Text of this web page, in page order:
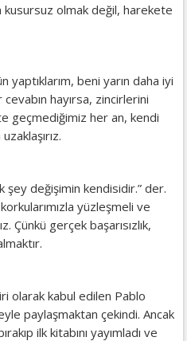
olmak değil, harekete
beni yarın daha iyi
hayırsa, zincirlerini
geçmediğimiz her an, kendi
değişimin kendisidir.” der.
yüzleşmeli ve
Çünkü gerçek başarısızlık,
olarak kabul edilen Pablo
paylaşmaktan çekindi. Ancak
ilk kitabını yayımladı ve